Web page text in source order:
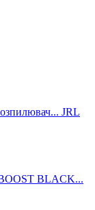
JRL
BLACK...